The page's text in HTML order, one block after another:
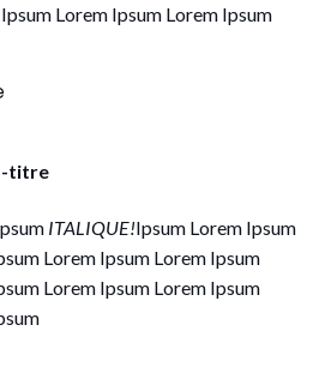
Ipsum Lorem Ipsum Lorem Ipsum
titre
ITALIQUE!Ipsum Lorem Ipsum
Lorem Ipsum Lorem Ipsum
Lorem Ipsum Lorem Ipsum